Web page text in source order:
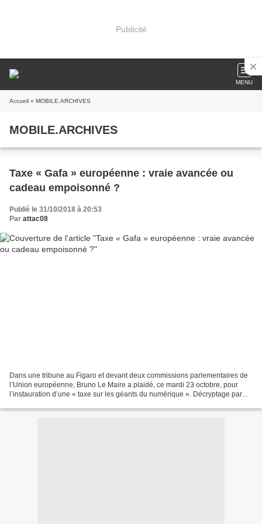
Publicité
MENU
Accueil » MOBILE.ARCHIVES
MOBILE.ARCHIVES
Taxe « Gafa » européenne : vraie avancée ou
cadeau empoisonné ?
Publié le 31/10/2018 à 20:53
Par attac08
Dans une tribune au Figaro et devant deux commissions parlementaires de
l’Union européenne, Bruno Le Maire a plaidé, ce mardi 23 octobre, pour
l’instauration d’une « taxe sur les géants du numérique ». Décryptage par